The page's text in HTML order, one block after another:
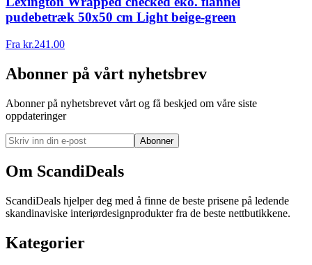
pudebetræk 50x50 cm Light beige-green
Fra kr.241.00
Abonner på vårt nyhetsbrev
Abonner på nyhetsbrevet vårt og få beskjed om våre siste
oppdateringer
Abonner
Om ScandiDeals
ScandiDeals hjelper deg med å finne de beste prisene på ledende
skandinaviske interiørdesignprodukter fra de beste nettbutikkene.
Kategorier